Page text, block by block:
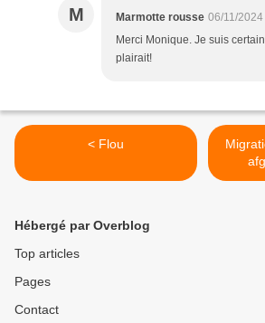
M Marmotte rousse 06/11/
Merci Monique. Je suis
plairait!
< Flou
Hébergé par Overblog
Top articles
Pages
Contact